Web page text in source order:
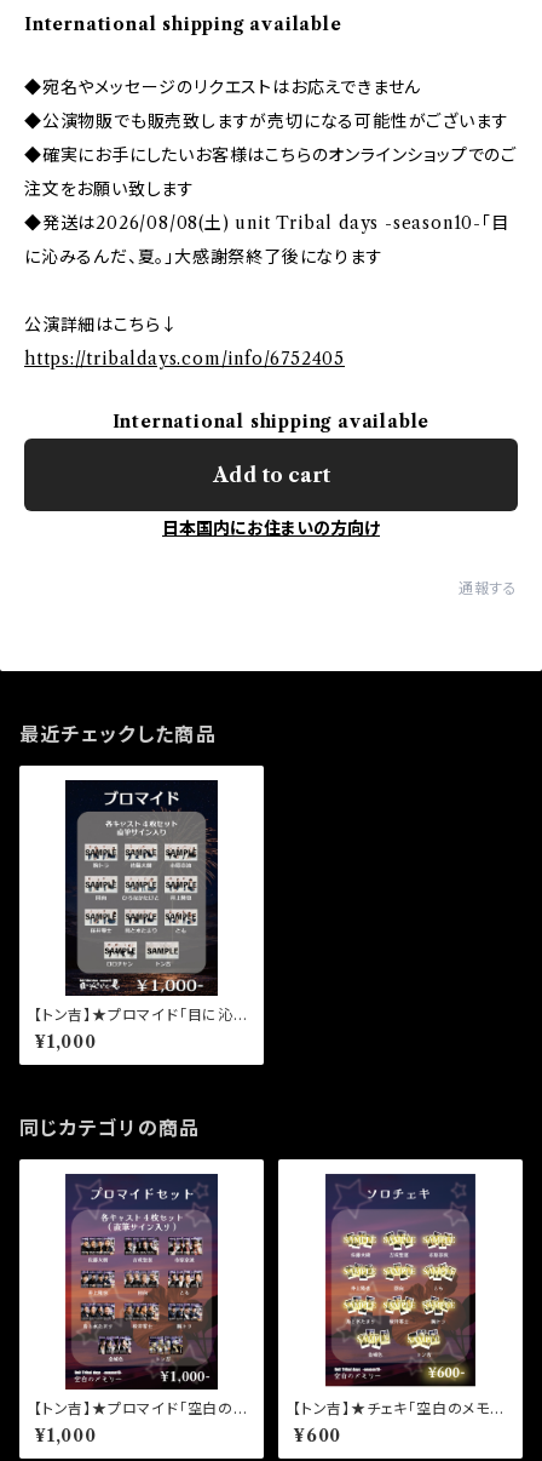
International shipping available
◆宛名やメッセージのリクエストはお応えできません
◆公演物販でも販売致しますが売切になる可能性がございます
◆確実にお手にしたいお客様はこちらのオンラインショップでのご
注文をお願い致します
◆発送は2026/08/08(土) unit Tribal days -season10-「目
に沁みるんだ、夏。」大感謝祭終了後になります
公演詳細はこちら↓
https://tribaldays.com/info/6752405
International shipping available
Add to cart
日本国内にお住まいの方向け
通報する
最近チェックした商品
【トン吉】★プロマイド「目に沁み
るんだ、夏。」トン吉
¥1,000
同じカテゴリの商品
【トン吉】★プロマイド「空白のメ
モリー」トン吉
¥1,000
【トン吉】★チェキ「空白のメモリ
ー」トン吉
¥600